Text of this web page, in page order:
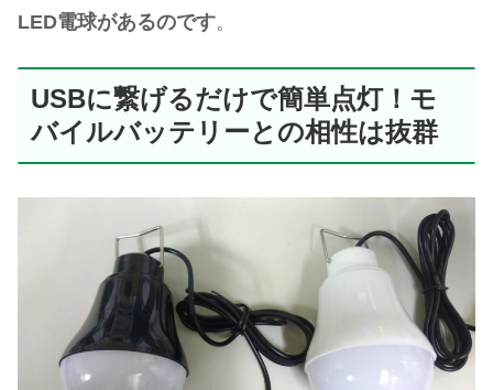
LED電球があるのです。
USBに繋げるだけで簡単点灯！モ
バイルバッテリーとの相性は抜群